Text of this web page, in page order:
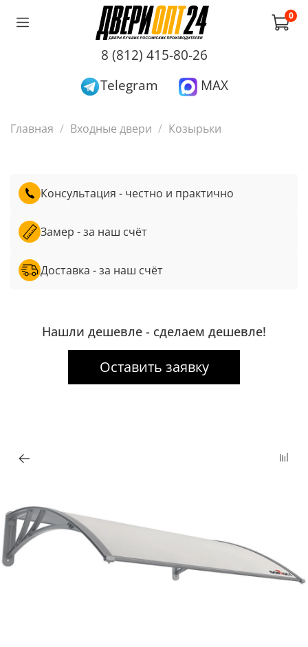
0
8 (812) 415-80-26
Telegram
MAX
Главная Входные двери Козырьки
Консультация - честно и практично
Замер - за наш счёт
Доставка - за наш счёт
Нашли дешевле - сделаем дешевле!
Оставить заявку